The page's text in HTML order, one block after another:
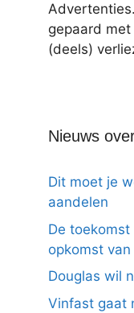
gepaard
(deels)
Nieuws
Dit moet je
aandelen
De
opkomst
Douglas wil
Vinfast gaat